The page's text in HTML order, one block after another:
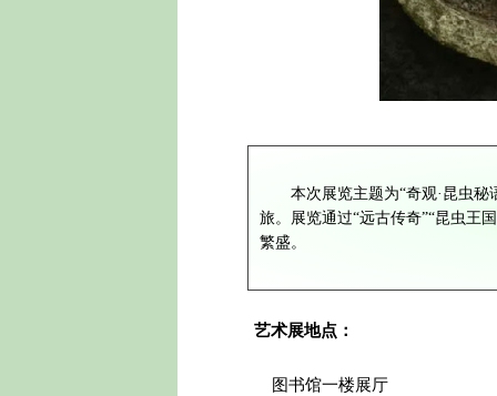
本次展览主题为“奇观·昆虫
旅。
展览通过“远古传奇”“昆虫王
繁盛。
艺术展地点：
图书馆一楼展厅